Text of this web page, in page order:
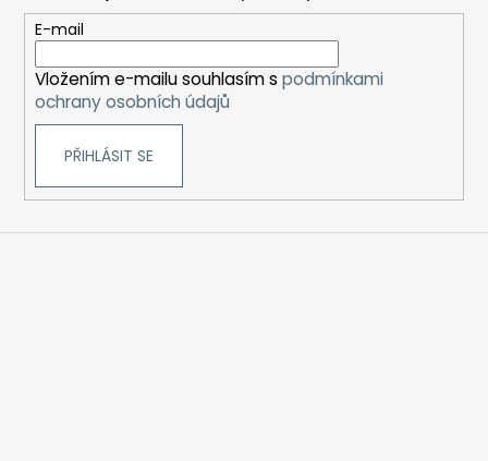
E-mail
Vložením e-mailu souhlasím s podmínkami
ochrany osobních údajů
PŘIHLÁSIT SE